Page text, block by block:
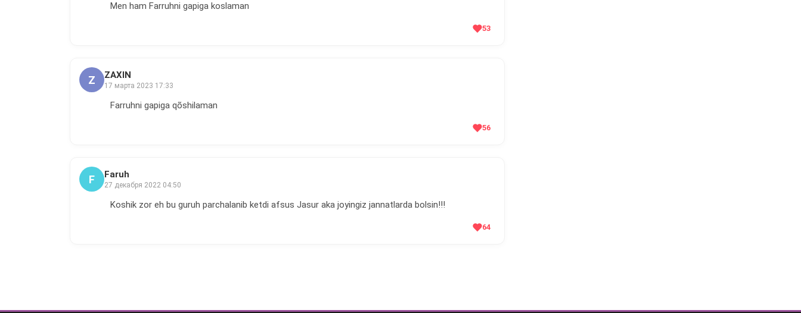
Men ham Farruhni gapiga koslaman
53
Z ZAXIN
17 марта 2023 17:33
Farruhni gapiga qõshilaman
56
F Faruh
27 декабря 2022 04:50
Koshik zor eh bu guruh parchalanib ketdi afsus Jasur aka joyingiz jannatlarda bolsin!!!
64